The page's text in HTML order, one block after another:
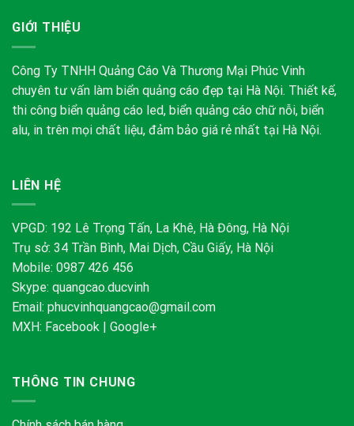
GIỚI THIỆU
Công Ty TNHH Quảng Cáo Và Thương Mại Phúc Vinh
chuyên tư vấn làm biển quảng cáo đẹp tại Hà Nội. Thiết kế,
thi công biển quảng cáo led, biển quảng cáo chữ nỗi, biển
alu, in trên mọi chất liệu, đảm bảo giá rẻ nhất tại Hà Nội.
LIÊN HỆ
VPGD: 192 Lê Trọng Tấn, La Khê, Hà Đông, Hà Nội
Trụ sở: 34 Trần Bình, Mai Dịch, Cầu Giấy, Hà Nội
Mobile: 0987 426 456
Skype: quangcao.ducvinh
Email: phucvinhquangcao@gmail.com
MXH: Facebook | Google+
THÔNG TIN CHUNG